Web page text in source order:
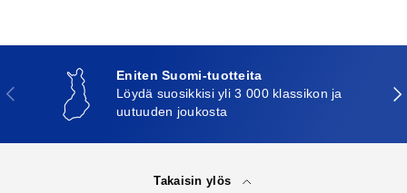
Edellinen
Eniten Suomi-tuotteita
Löydä suosikkisi yli 3 000 klassikon ja
uutuuden joukosta
Takaisin ylös